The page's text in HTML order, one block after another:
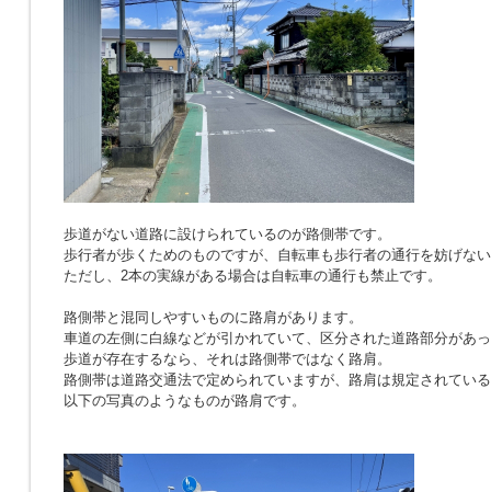
歩道がない道路に設けられているのが路側帯です。
歩行者が歩くためのものですが、自転車も歩行者の通行を妨げな
ただし、2本の実線がある場合は自転車の通行も禁止です。
路側帯と混同しやすいものに路肩があります。
車道の左側に白線などが引かれていて、区分された道路部分があ
歩道が存在するなら、それは路側帯ではなく路肩。
路側帯は道路交通法で定められていますが、路肩は規定されてい
以下の写真のようなものが路肩です。